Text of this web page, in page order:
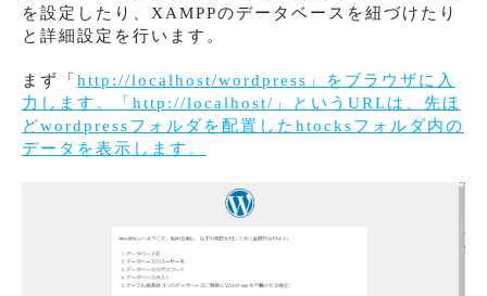
を設定したり、XAMPPのデータベースを紐づけたり
と詳細設定を行います。
まず「 http://localhost/wordpress」をブラウザに入
力します。「http://localhost/」というURLは、先ほ
どwordpressフォルダを配置したhtocksフォルダ内の
データを表示します。